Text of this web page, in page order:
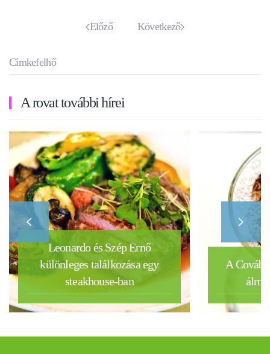
Előző Következő
Címkefelhő
A rovat további hírei
Leonardo és Szép Ernő
különleges találkozása egy
steakhouse-ban
A